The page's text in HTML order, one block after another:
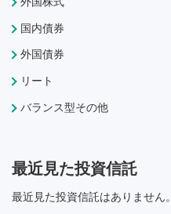
国内債券
外国債券
リート
バランス型その他
最近見た投資信託
最近見た投資信託はありません。